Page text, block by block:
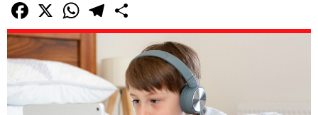
Facebook
X WhatsAppTelegram